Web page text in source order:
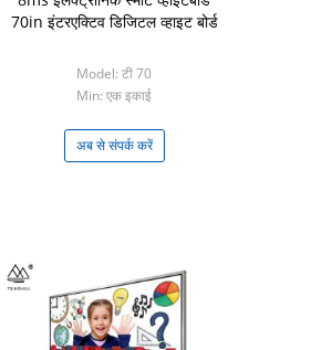
70in इंटरएक्टिव डिजिटल व्हाइट बोर्ड
Model: टी 70
Min: एक इकाई
अब से संपर्क करें